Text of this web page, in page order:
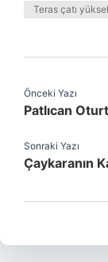
Teras çatı
Önceki Yazı
Patlıcan
Sonraki Yazı
Çaykaranın